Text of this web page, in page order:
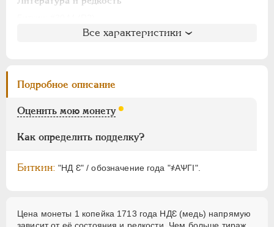
: 10 рублей
Семёнов: 203-5800
ГМ
Брекке: 230 (черта, 150$)
Все характеристики
Подробное описание
Оценить мою монету
Как определить подделку?
Биткин: "НД Ԑ" / обозначение года "҂АѰГI".
Цена монеты 1 копейка 1713 года НДԐ (медь) напрямую
1855-1881
ВРЕМЕННОЕ ПРАВ. 1917-1918